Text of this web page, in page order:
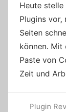
Heute
Plugins vor,
Seiten
können. Mit
Paste von
Zeit und
Plugin